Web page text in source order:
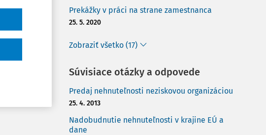
Prekážky v práci na strane zamestnanca
25. 5. 2020
Zobraziť všetko (17)
Súvisiace otázky a odpovede
Predaj nehnuteľnosti neziskovou organizáciou
25. 4. 2013
Nadobudnutie nehnuteľnosti v krajine EÚ a
dane